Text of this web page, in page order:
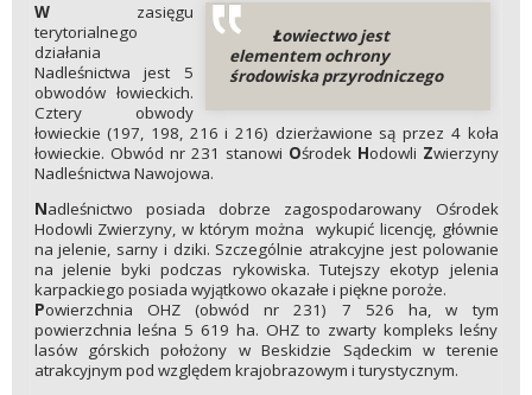
Łowiectwo jest
elementem ochrony
środowiska przyrodniczego
W zasięgu
terytorialnego
działania
Nadleśnictwa jest 5
obwodów łowieckich.
Cztery obwody
łowieckie (197, 198, 216 i 216) dzierżawione są przez 4 koła
łowieckie. Obwód nr 231 stanowi Ośrodek Hodowli Zwierzyny
Nadleśnictwa Nawojowa.
Nadleśnictwo posiada dobrze zagospodarowany Ośrodek
Hodowli Zwierzyny, w którym można wykupić licencję, głównie
na jelenie, sarny i dziki. Szczególnie atrakcyjne jest polowanie
na jelenie byki podczas rykowiska. Tutejszy ekotyp jelenia
karpackiego posiada wyjątkowo okazałe i piękne poroże.
Powierzchnia OHZ (obwód nr 231) 7 526 ha, w tym
powierzchnia leśna 5 619 ha. OHZ to zwarty kompleks leśny
lasów górskich położony w Beskidzie Sądeckim w terenie
atrakcyjnym pod względem krajobrazowym i turystycznym.